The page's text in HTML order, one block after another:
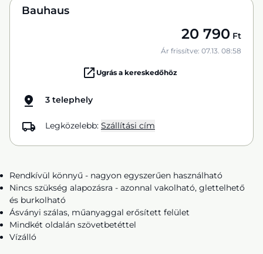
Bauhaus
20 790 Ft
Ár frissítve: 07.13. 08:58
Ugrás a kereskedőhöz
3 telephely
Legközelebb: Szállítási cím
Rendkívül könnyű - nagyon egyszerűen használható
Nincs szükség alapozásra - azonnal vakolható, glettelhető
és burkolható
Ásványi szálas, műanyaggal erősített felület
Mindkét oldalán szövetbetéttel
Vízálló